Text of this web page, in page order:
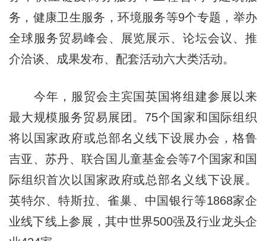
务，健康卫生服务，环境服务等9个专题，举办
全球服务贸易峰会、展览展示、论坛会议、推
介洽谈、成果发布、配套活动六大类活动。
今年，服贸会主宾国英国将组建参展以来
最大规模服务贸易展团。75个国家和国际组织
将以国家政府或总部名义线下设展办会，格鲁
吉亚、苏丹、联合国儿童基金会等7个国家和国
际组织首次以国家政府或总部名义线下设展。
英特尔、特斯拉、雀巢、中国银行等1868家企
业线下线上参展，其中世界500强及行业龙头企